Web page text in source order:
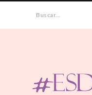
Buscar...